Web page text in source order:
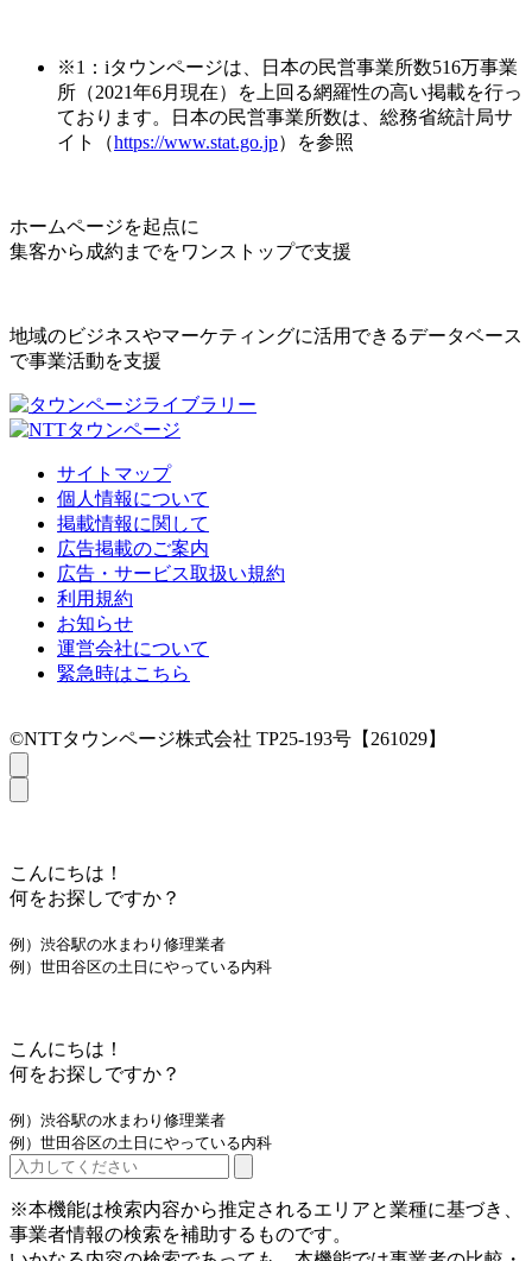
※1：iタウンページは、日本の民営事業所数516万事業
所（2021年6月現在）を上回る網羅性の高い掲載を行っ
ております。日本の民営事業所数は、総務省統計局サ
イト（https://www.stat.go.jp）を参照
ホームページを起点に
集客から成約までをワンストップで支援
地域のビジネスやマーケティングに活用できるデータベース
で事業活動を支援
サイトマップ
個人情報について
掲載情報に関して
広告掲載のご案内
広告・サービス取扱い規約
利用規約
お知らせ
運営会社について
緊急時はこちら
©NTTタウンページ株式会社 TP25-193号【261029】
こんにちは！
何をお探しですか？
例）渋谷駅の水まわり修理業者
例）世田谷区の土日にやっている内科
こんにちは！
何をお探しですか？
例）渋谷駅の水まわり修理業者
例）世田谷区の土日にやっている内科
※本機能は検索内容から推定されるエリアと業種に基づき、
事業者情報の検索を補助するものです。